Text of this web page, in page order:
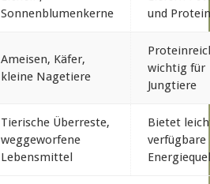
Sonnenblumenkerne
und
Ameisen, Käfer,
kleine Nagetiere
wichtig für
Jungtiere
Tierische Überreste,
weggeworfene
Lebensmittel
Bietet
verfügbare